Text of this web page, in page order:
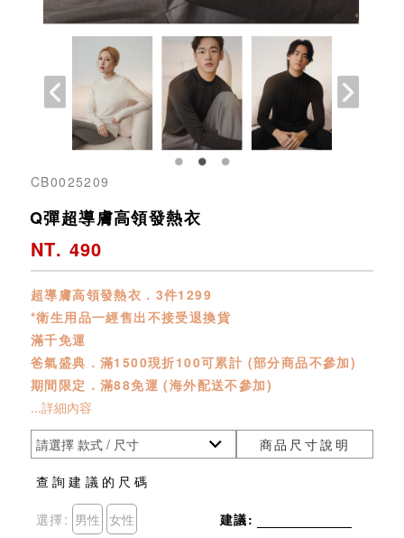
CB0025209
Q彈超導膚高領發熱衣
NT. 490
超導膚高領發熱衣．3件1299
*衛生用品一經售出不接受退換貨
滿千免運
爸氣盛典．滿1500現折100可累計 (部分商品不參加)
期間限定．滿88免運 (海外配送不參加)
...詳細內容
商品尺寸說明
查詢建議的尺碼
選擇: 男性 女性 建議: